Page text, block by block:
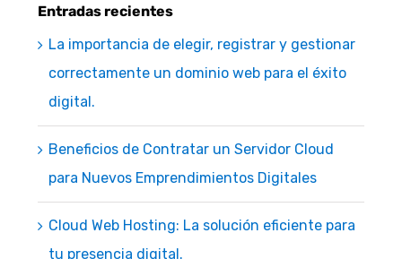
Entradas recientes
La importancia de elegir, registrar y gestionar
correctamente un dominio web para el éxito
digital.
Beneficios de Contratar un Servidor Cloud
para Nuevos Emprendimientos Digitales
Cloud Web Hosting: La solución eficiente para
tu presencia digital.